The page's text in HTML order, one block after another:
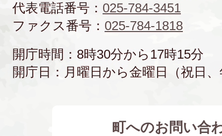
代表電話番号： 025-784-3451
ファクス番号： 025-784-1818
開庁時間：8時30分から17時15分
開庁日：月曜日から金曜日（祝日
町へのお問い合